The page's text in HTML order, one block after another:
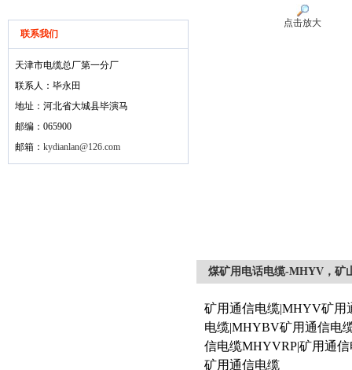
联系我们
天津市电缆总厂第一分厂
联系人：毕永田
地址：河北省大城县毕演马
邮编：065900
邮箱： kydianlan@126.com
点击放大
煤矿用电话电缆-MHYV，矿
矿用通信电缆|MHYV矿用
电缆|MHYBV矿用通信电
信电缆MHYVRP|矿用通
矿用通信电缆